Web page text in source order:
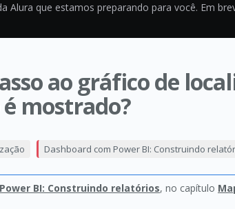
Alura que estamos preparando para você. Em
ao gráfico de
mostrado?
Dashboard com Power BI: Construindo
BI: Construindo relatórios, no capítulo